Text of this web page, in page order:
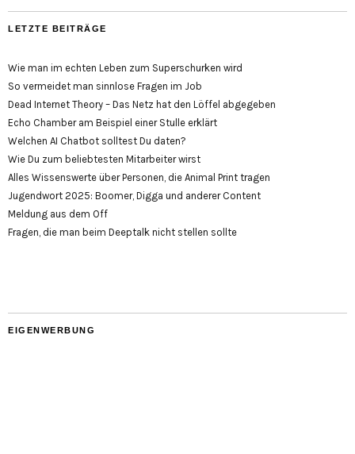
LETZTE BEITRÄGE
Wie man im echten Leben zum Superschurken wird
So vermeidet man sinnlose Fragen im Job
Dead Internet Theory – Das Netz hat den Löffel abgegeben
Echo Chamber am Beispiel einer Stulle erklärt
Welchen AI Chatbot solltest Du daten?
Wie Du zum beliebtesten Mitarbeiter wirst
Alles Wissenswerte über Personen, die Animal Print tragen
Jugendwort 2025: Boomer, Digga und anderer Content
Meldung aus dem Off
Fragen, die man beim Deeptalk nicht stellen sollte
EIGENWERBUNG